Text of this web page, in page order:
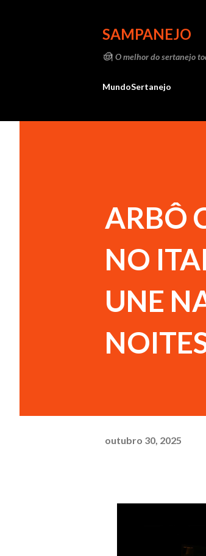
SAMPANEJO
🤠| O melhor do sertanejo
MundoSertanejo
ARBÔ
NO
UNE
outubro 30, 2025